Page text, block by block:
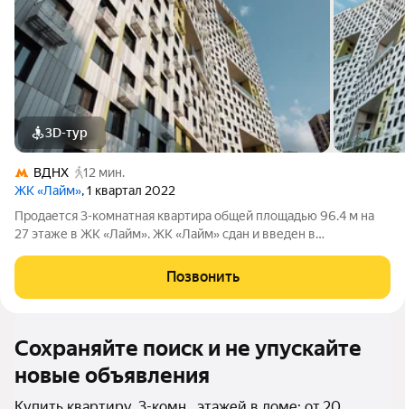
3D-тур
ВДНХ
12 мин.
ЖК «Лайм», 1 квартал 2022
Продается 3-комнатная квартира общей площадью 96.4 м на
27 этаже в ЖК «Лайм». ЖК «Лайм» сдан и введен в
оплаты. В комплексе представлены функциональные
квартиры с открытой планировкой площадью от 43
Позвонить
Сохраняйте поиск и не упускайте
новые объявления